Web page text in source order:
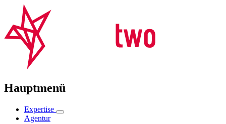
Hauptmenü
Expertise
Agentur